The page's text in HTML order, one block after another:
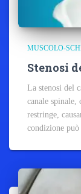
MUSCOLO-
Stenosi
La stenosi del
canale
restringe,
condizione può